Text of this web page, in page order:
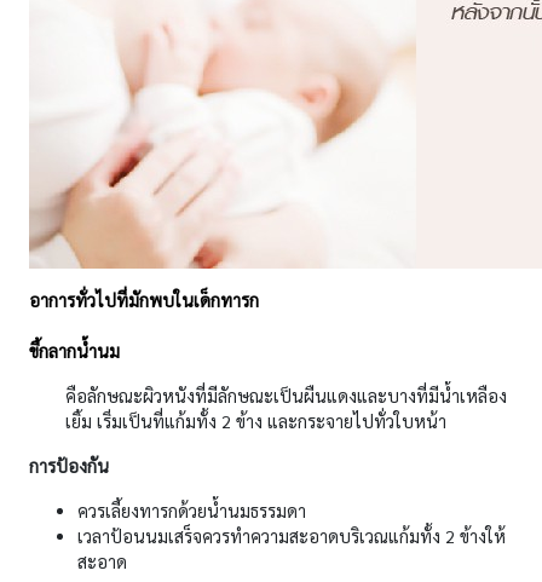
อาการทั่วไปที่มักพบในเด็กทารก
ขี้กลากน้ำนม
คือลักษณะผิวหนังที่มีลักษณะเป็นผืนแดงและบางที่มีน้ำเหลือง
เยิ้ม เริ่มเป็นที่แก้มทั้ง 2 ข้าง และกระจายไปทั่วใบหน้า
การป้องกัน
ควรเลี้ยงทารกด้วยน้ำนมธรรมดา
เวลาป้อนนมเสร็จควรทำความสะอาดบริเวณแก้มทั้ง 2 ข้างให้
สะอาด